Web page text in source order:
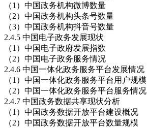
（1）中国政务机构微博数量
（2）中国政务机构头条号数量
（3）中国政务机构抖音号数量
2.4.5 中国电子政务发展现状
（1）中国电子政府发展指数
（2）中国电子政务服务情况
2.4.6 中国一体化政务服务平台发展情况
（1）中国一体化政务服务平台用户规模
（2）中国一体化政务服务平台服务情况
2.4.7 中国政务数据共享现状分析
（1）中国政务数据开放平台建设概况
（2）中国政务数据开放平台数量规模